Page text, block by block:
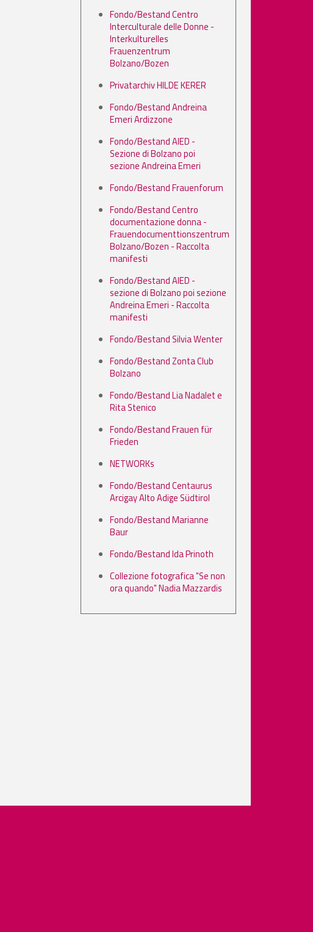
Fondo/Bestand Centro
Interculturale delle Donne -
Interkulturelles
Frauenzentrum
Bolzano/Bozen
Privatarchiv HILDE KERER
Fondo/Bestand Andreina
Emeri Ardizzone
Fondo/Bestand AIED -
Sezione di Bolzano poi
sezione Andreina Emeri
Fondo/Bestand Frauenforum
Fondo/Bestand Centro
documentazione donna -
Frauendocumenttionszentrum
Bolzano/Bozen - Raccolta
manifesti
Fondo/Bestand AIED -
sezione di Bolzano poi sezione
Andreina Emeri - Raccolta
manifesti
Fondo/Bestand Silvia Wenter
Fondo/Bestand Zonta Club
Bolzano
Fondo/Bestand Lia Nadalet e
Rita Stenico
Fondo/Bestand Frauen für
Frieden
NETWORKs
Fondo/Bestand Centaurus
Arcigay Alto Adige Südtirol
Fondo/Bestand Marianne
Baur
Fondo/Bestand Ida Prinoth
Collezione fotografica "Se non
ora quando" Nadia Mazzardis